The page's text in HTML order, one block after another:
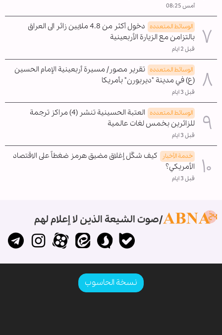
أمس 08:25
الوسائط المتعدده
دخول أكثر من 4.8 ملايين زائر الى العراق
بالتزامن مع الزيارة الأربعينية
قبل 2 ايام
الوسائط المتعدده تقرير مصور/ مسيرة أربعينية الإمام الحسين
(ع) في مدينة "ديربورن" بأمريكا
قبل 3 ايام
الوسائط المتعدده
العتبة الحسينية تنشر (4) مراكز ترجمة
للزائرين بخمس لغات عالمية
قبل 3 ايام
خدمة الأخبار
كيف شكّل إغلاق مضيق هرمز ضغطاً على الاقتصاد
الأمريكي؟
قبل 3 ايام
صوت الشيعة الذين لا إعلام لهم
نسخة الحاسوب